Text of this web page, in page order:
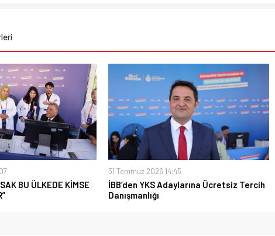
BU ÜLKEDE KİMSE
31 Temmuz 2026 14:45
İBB’den YKS Adaylarına Ücretsiz Tercih
Danışmanlığı